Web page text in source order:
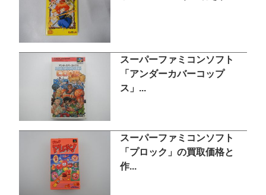
スーパーファミコンソフト
「アンダーカバーコップ
ス」...
スーパーファミコンソフト
「プロック」の買取価格と
作...